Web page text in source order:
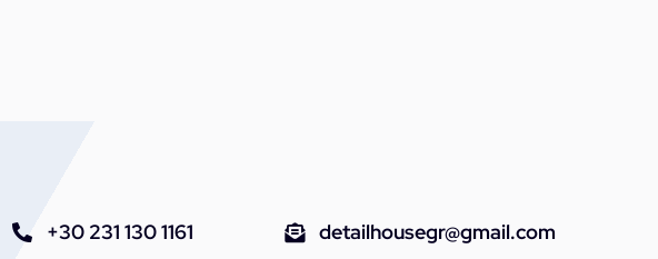
+30 231 130 1161 detailhousegr@gmail.com